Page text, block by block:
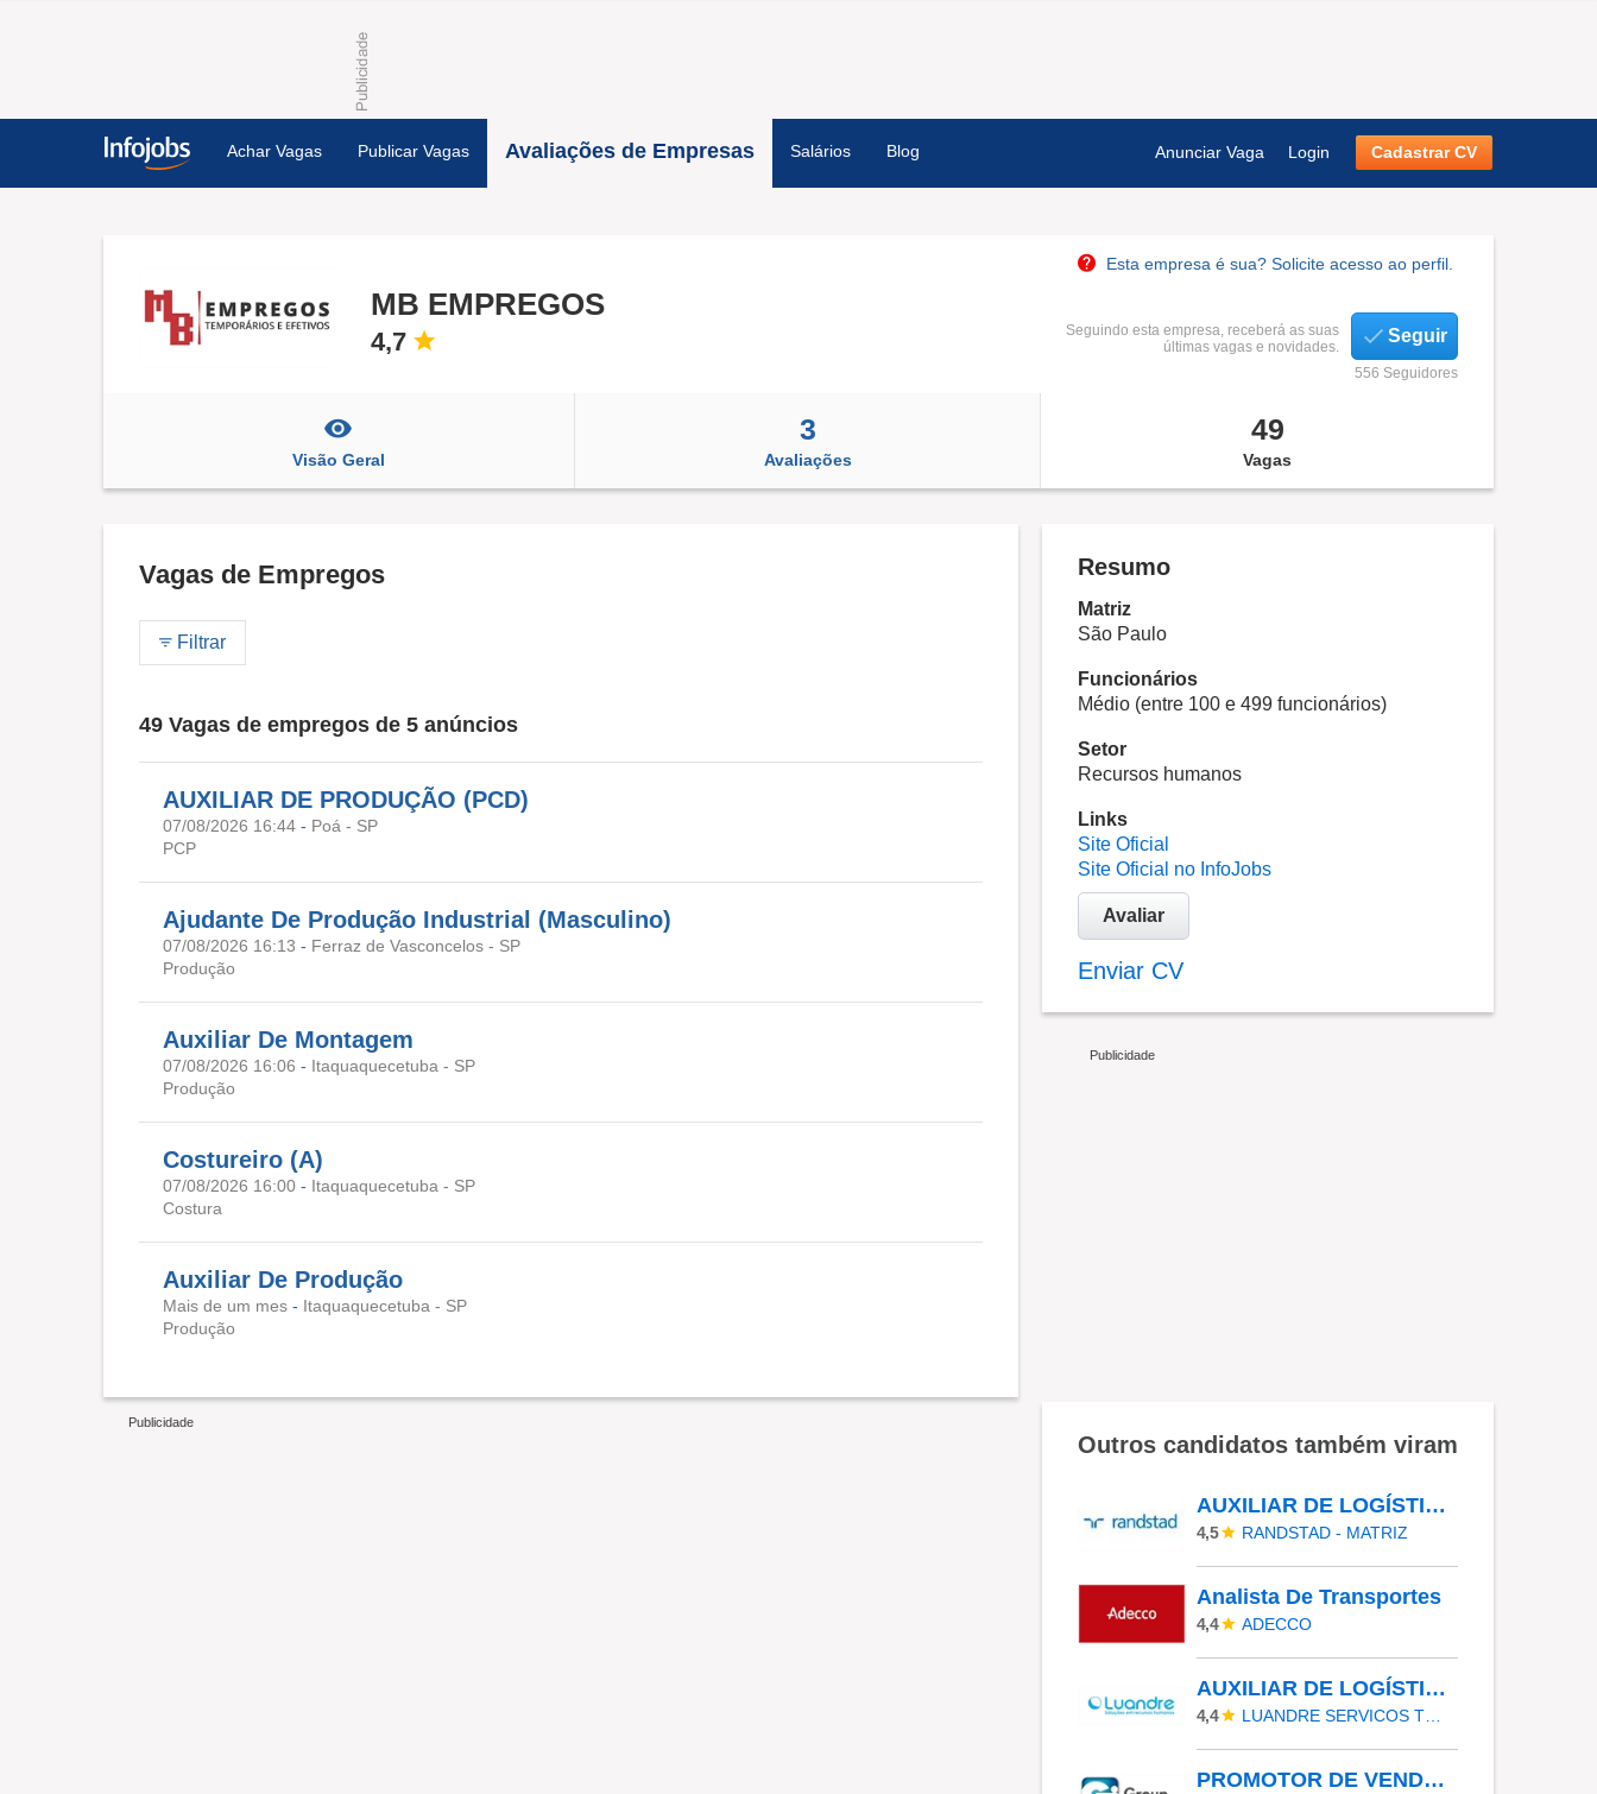
Achar Vagas Publicar Vagas Avaliações de Empresas Salários Blog Anunciar Vaga Login Cadastrar CV
Esta empresa é sua? Solicite acesso ao perfil.
MB EMPREGOS
4,7
Seguindo esta empresa, receberá as suas
últimas vagas e novidades.
Seguir
556 Seguidores
Visão Geral
3
Avaliações
49
Vagas
Vagas de Empregos
Filtrar
49 Vagas de empregos de 5 anúncios
AUXILIAR DE PRODUÇÃO (PCD)
07/08/2026 16:44 - Poá - SP
PCP
Ajudante De Produção Industrial (Masculino)
07/08/2026 16:13 - Ferraz de Vasconcelos - SP
Produção
Auxiliar De Montagem
07/08/2026 16:06 - Itaquaquecetuba - SP
Produção
Costureiro (A)
07/08/2026 16:00 - Itaquaquecetuba - SP
Costura
Auxiliar De Produção
Mais de um mes - Itaquaquecetuba - SP
Produção
Resumo
Matriz
São Paulo
Funcionários
Médio (entre 100 e 499 funcionários)
Setor
Recursos humanos
Links
Site Oficial
Site Oficial no InfoJobs
Avaliar
Enviar CV
Outros candidatos também viram
AUXILIAR DE LOGÍSTICA - COLOMBO - PR
4,5 RANDSTAD - MATRIZ
Analista De Transportes
4,4 ADECCO
AUXILIAR DE LOGÍSTICA - GUARULHOS
4,4
PROMOTOR DE VENDAS - PLANO VERÃO 2026